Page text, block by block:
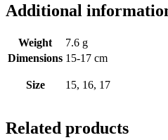
แท้
หนัก
2
สลึง
คั่น
Additional
Weight
7.6 g
Dimensions 15-17 cm
Size 15, 16, 17
Related products